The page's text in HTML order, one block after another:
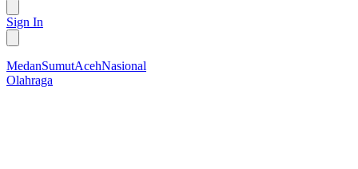
Sign In
MedanSumutAcehNasional
Olahraga